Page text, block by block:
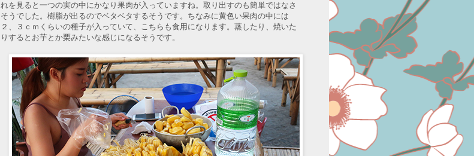
れを見ると一つの実の中にかなり果肉が入っていますね。取り出すのも簡単ではなさ
そうでした。樹脂が出るのでベタベタするそうです。ちなみに黄色い果肉の中には
２、３ｃｍくらいの種子が入っていて、こちらも食用になります。蒸したり、焼いた
りするとお芋とか栗みたいな感じになるそうです。